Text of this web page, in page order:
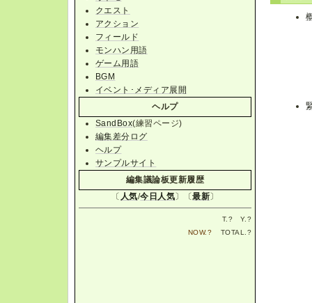
クエスト
アクション
フィールド
モンハン用語
ゲーム用語
BGM
イベント･メディア展開
ヘルプ
SandBox(練習ページ)
編集差分ログ
ヘルプ
サンプルサイト
編集議論板更新履歴
〔 人気/今日人気〕〔最新〕
T. ? Y. ?
NOW.? TOTAL. ?